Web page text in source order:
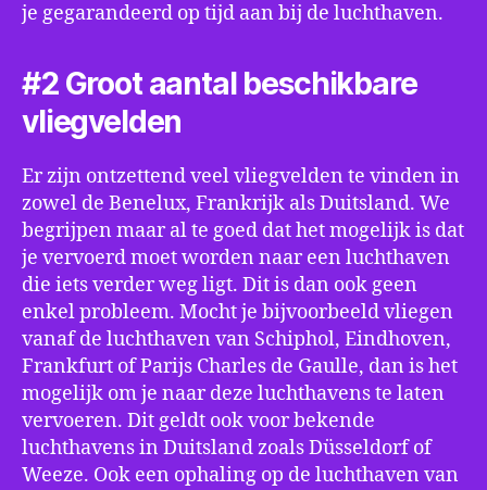
je gegarandeerd op tijd aan bij de luchthaven.
#2 Groot aantal beschikbare
vliegvelden
Er zijn ontzettend veel vliegvelden te vinden in
zowel de Benelux, Frankrijk als Duitsland. We
begrijpen maar al te goed dat het mogelijk is dat
je vervoerd moet worden naar een luchthaven
die iets verder weg ligt. Dit is dan ook geen
enkel probleem. Mocht je bijvoorbeeld vliegen
vanaf de luchthaven van Schiphol, Eindhoven,
Frankfurt of Parijs Charles de Gaulle, dan is het
mogelijk om je naar deze luchthavens te laten
vervoeren. Dit geldt ook voor bekende
luchthavens in Duitsland zoals Düsseldorf of
Weeze. Ook een ophaling op de luchthaven van